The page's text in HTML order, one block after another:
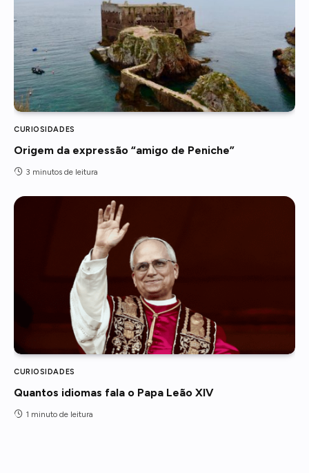
CURIOSIDADES
Origem da expressão “amigo de Peniche”
3 minutos de leitura
CURIOSIDADES
Quantos idiomas fala o Papa Leão XIV
1 minuto de leitura